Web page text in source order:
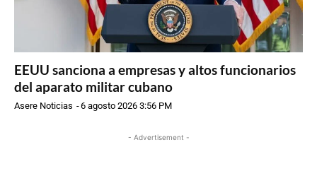
EEUU sanciona a empresas y altos funcionarios
del aparato militar cubano
Asere Noticias -6 agosto 2026 3:56 PM
- Advertisement -